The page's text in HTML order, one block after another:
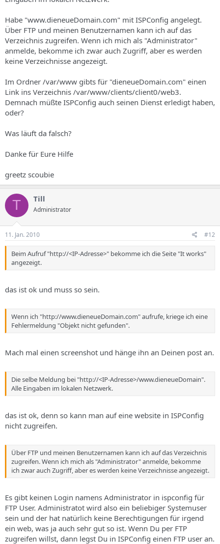
Habe "www.dieneueDomain.com" mit ISPConfig angelegt.
Über FTP und meinen Benutzernamen kann ich auf das
Verzeichnis zugreifen. Wenn ich mich als "Administrator"
anmelde, bekomme ich zwar auch Zugriff, aber es werden
keine Verzeichnisse angezeigt.
Im Ordner /var/www gibts für "dieneueDomain.com" einen
Link ins Verzeichnis /var/www/clients/client0/web3.
Demnach müßte ISPConfig auch seinen Dienst erledigt haben,
oder?
Was läuft da falsch?
Danke für Eure Hilfe
greetz scoubie
T Till
Administrator
11. Jan. 2010 #12
Beim Aufruf "http://<IP-Adresse>" bekomme ich die Seite "It works"
angezeigt.
das ist ok und muss so sein.
Wenn ich "http://www.dieneueDomain.com" aufrufe, kriege ich eine
Fehlermeldung "Objekt nicht gefunden".
Mach mal einen screenshot und hänge ihn an Deinen post an.
Die selbe Meldung bei "http://<IP-Adresse>/www.dieneueDomain".
Alle Eingaben im lokalen Netzwerk.
das ist ok, denn so kann man auf eine website in ISPConfig
nicht zugreifen.
Über FTP und meinen Benutzernamen kann ich auf das Verzeichnis
zugreifen. Wenn ich mich als "Administrator" anmelde, bekomme
ich zwar auch Zugriff, aber es werden keine Verzeichnisse angezeigt.
Es gibt keinen Login namens Administrator in ispconfig für
FTP User. Administratot wird also ein beliebiger Systemuser
sein und der hat natürlich keine Berechtigungen für irgend
ein web, was ja auch sehr gut so ist. Wenn Du per FTP
zugreifen willst, dann legst Du in ISPConfig einen FTP user an.